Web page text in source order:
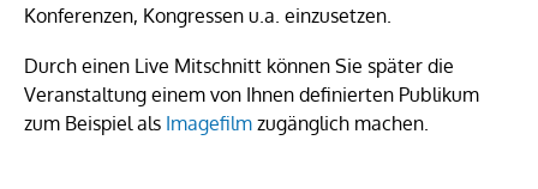
Konferenzen, Kongressen u.a. einzusetzen.
Durch einen Live Mitschnitt können Sie später die
Veranstaltung einem von Ihnen definierten Publikum
zum Beispiel als Imagefilm zugänglich machen.